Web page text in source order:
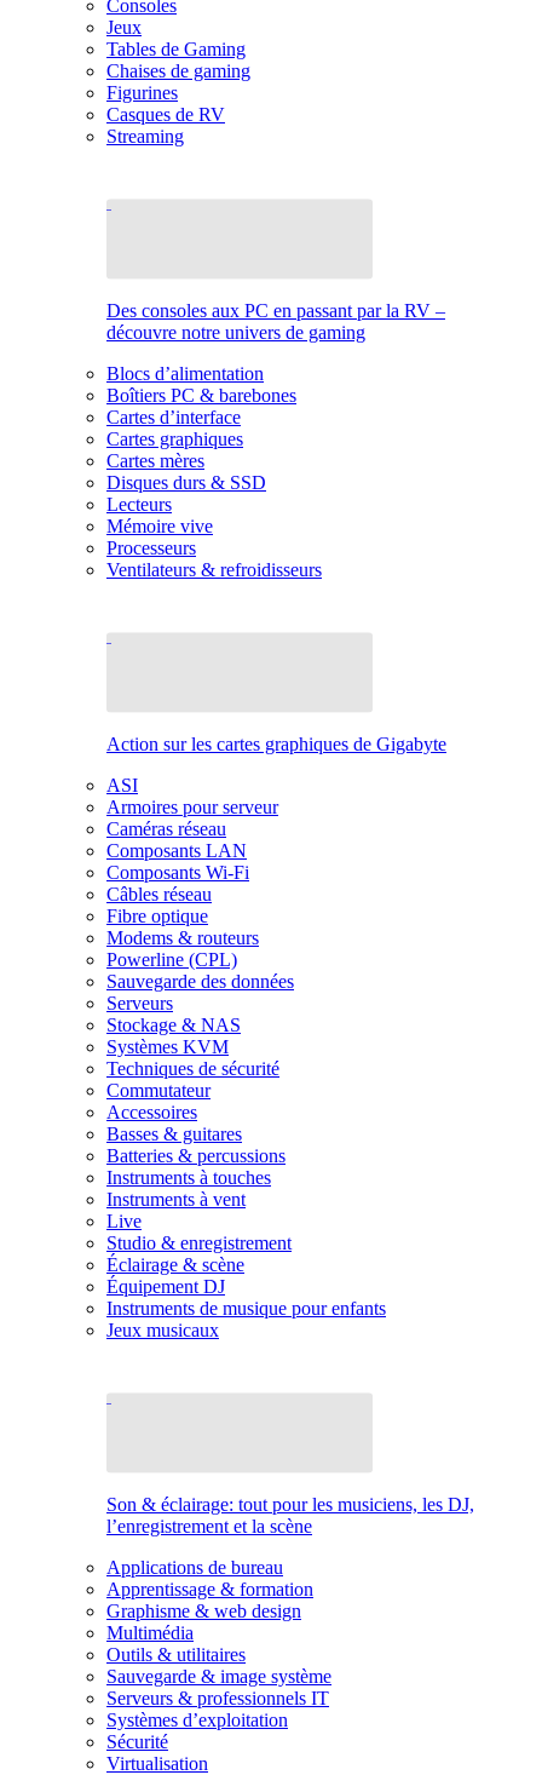
Consoles
Jeux
Tables de Gaming
Chaises de gaming
Figurines
Casques de RV
Streaming
Des consoles aux PC en passant par la RV –
découvre notre univers de gaming
Blocs d’alimentation
Boîtiers PC & barebones
Cartes d’interface
Cartes graphiques
Cartes mères
Disques durs & SSD
Lecteurs
Mémoire vive
Processeurs
Ventilateurs & refroidisseurs
Action sur les cartes graphiques de Gigabyte
ASI
Armoires pour serveur
Caméras réseau
Composants LAN
Composants Wi-Fi
Câbles réseau
Fibre optique
Modems & routeurs
Powerline (CPL)
Sauvegarde des données
Serveurs
Stockage & NAS
Systèmes KVM
Techniques de sécurité
Commutateur
Accessoires
Basses & guitares
Batteries & percussions
Instruments à touches
Instruments à vent
Live
Studio & enregistrement
Éclairage & scène
Équipement DJ
Instruments de musique pour enfants
Jeux musicaux
Son & éclairage: tout pour les musiciens, les DJ,
l’enregistrement et la scène
Applications de bureau
Apprentissage & formation
Graphisme & web design
Multimédia
Outils & utilitaires
Sauvegarde & image système
Serveurs & professionnels IT
Systèmes d’exploitation
Sécurité
Virtualisation